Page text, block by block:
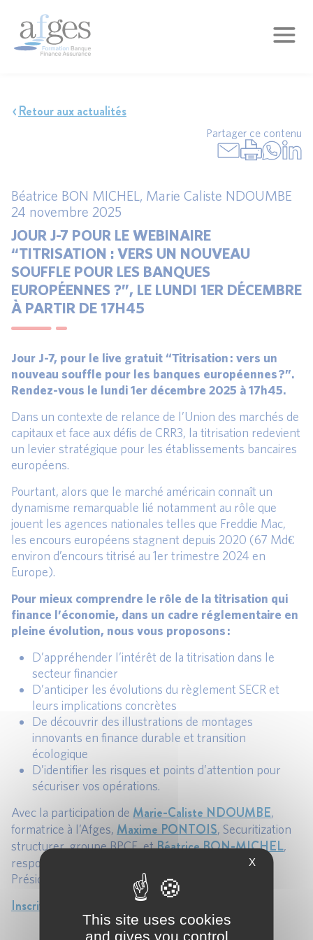
Retour aux actualités
Partager ce contenu
Béatrice BON MICHEL , Marie Caliste NDOUMBE
24 novembre 2025
JOUR J-7 POUR LE WEBINAIRE
“TITRISATION : VERS UN NOUVEAU
SOUFFLE POUR LES BANQUES
EUROPÉENNES ?”, LE LUNDI 1ER DÉCEMBRE
À PARTIR DE 17H45
Jour J-7, pour le live gratuit “Titrisation : vers un
nouveau souffle pour les banques européennes ?”.
Rendez-vous le lundi 1er décembre 2025 à 17h45.
Dans un contexte de relance de l’Union des marchés de
capitaux et face aux défis de CRR3, la titrisation redevient
un levier stratégique pour les établissements bancaires
européens.
Pourtant, alors que le marché américain connaît un
dynamisme remarquable lié notamment au rôle que
jouent les agences nationales telles que Freddie Mac,
les encours européens stagnent depuis 2020 (67 Md€
environ d’encours titrisé au 1er trimestre 2024 en
Europe).
Pour mieux comprendre le rôle de la titrisation qui
finance l’économie, dans un cadre réglementaire en
pleine évolution, nous vous proposons :
D’appréhender l’intérêt de la titrisation dans le
secteur financier
D’anticiper les évolutions du règlement SECR et
leurs implications concrètes
De découvrir des illustrations de montages
innovants en finance durable et transition
écologique
D’identifier les risques et points d’attention pour
sécuriser vos opérations.
Avec la participation de Marie-Caliste NDOUMBE,
formatrice à l’Afges, Maxime PONTOIS, Securitization
structurer, groupe BPCE, etBéatrice BON-MICHEL,
responsable du pôle “Audit, risques et contrôle” et
Présidente de l’Afges.
Inscrivez-vous dès maintenant
X
This site uses cookies
and gives you control